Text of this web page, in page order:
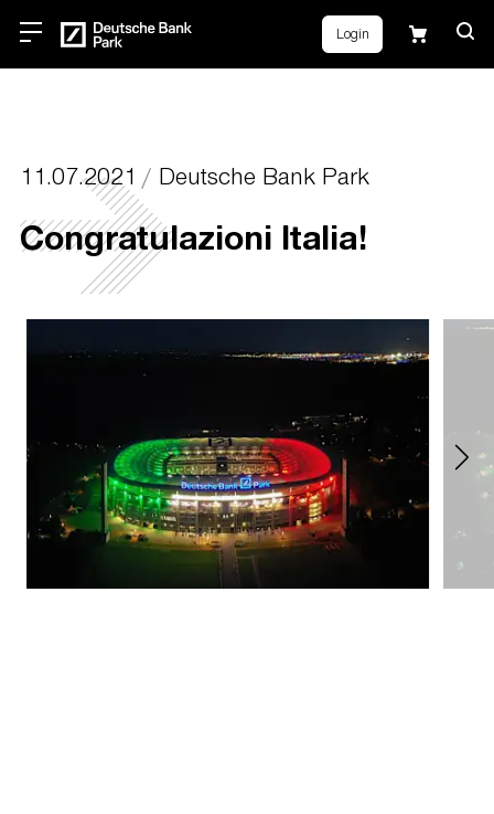
Login
11.07.2021 Deutsche Bank Park
Congratulazioni Italia!